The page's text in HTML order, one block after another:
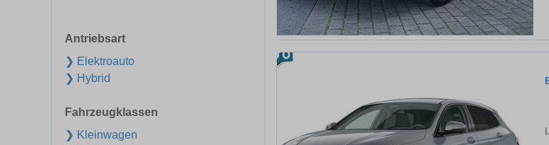
Antriebsart
❯ Elektroauto
❯ Hybrid
Fahrzeugklassen
❯ Kleinwagen